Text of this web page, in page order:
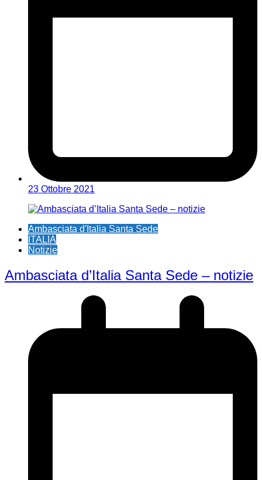
23 Ottobre 2021
Ambasciata d'Italia Santa Sede
ITALIA
Notizie
Ambasciata d’Italia Santa Sede – notizie